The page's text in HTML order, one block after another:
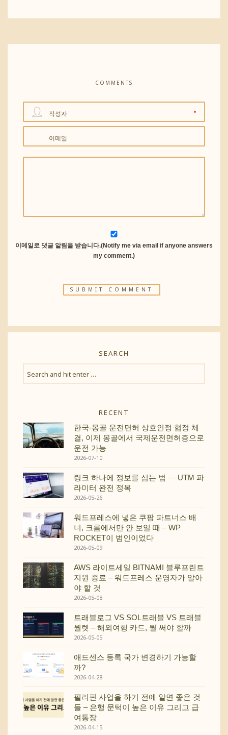
COMMENTS
작성자
이메일
이메일로 댓글 알림을 받습니다.(Notify me via email if anyone answers
my comment.)
SEARCH
RECENT
한국-몽골 운전면허 상호인정 협정 체
결, 이제 몽골에서 국제운전면허증으로
운전 가능
2026-07-10
링크 하나에 정보를 심는 법 — UTM 파
라미터 완전 정복
2026-05-26
워드프레스에 넣은 쿠팡 파트너스 배
너, 크롬에서만 안 보일 때 – WP
ROCKET이 범인이었다
2026-05-09
AWS 라이트세일 BITNAMI 블루프린트
지원 종료 – 워드프레스 운영자가 알아
야 할 것
2026-05-08
트래블로그 VS SOL트래블 VS 트래블
월렛 – 해외여행 카드, 뭘 써야 할까
2026-05-05
애드센스 등록 국가 변경하기 가능할
까?
2026-04-28
필리핀 사업을 하기 전에 알면 좋은 것
들 – 은행 문턱이 높은 이유 그리고 급
여통장
2026-04-15